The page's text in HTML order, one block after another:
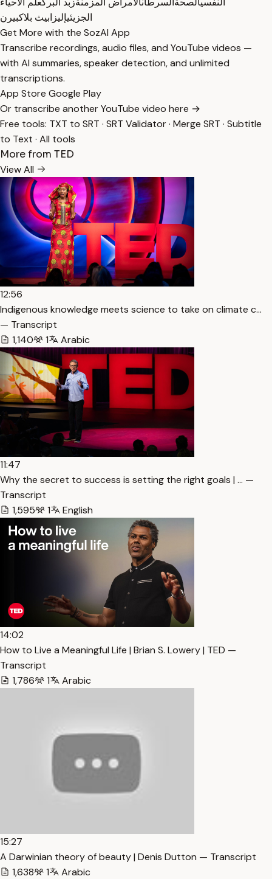
الجزيئيإليزابيث بلاكبيرن
Get More with the SozAI App
Transcribe recordings, audio files, and YouTube videos —
with AI summaries, speaker detection, and unlimited
transcriptions.
App Store Google Play
Or transcribe another YouTube video here →
Free tools: TXT to SRT · SRT Validator· Merge SRT · Subtitle
to Text · All tools
More from TED
View All
12:56
Indigenous knowledge meets science to take on climate c…
— Transcript
1,140
1 Arabic
11:47
Why the secret to success is setting the right goals | … —
Transcript
1,595
1 English
14:02
How to Live a Meaningful Life | Brian S. Lowery | TED —
Transcript
1,786
1 Arabic
15:27
A Darwinian theory of beauty | Denis Dutton — Transcript
1,638
1 Arabic